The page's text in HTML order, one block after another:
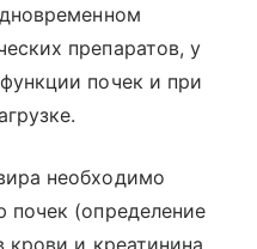
препаратов, у
почек и при
необходимо
почек (определение
крови и креатинина